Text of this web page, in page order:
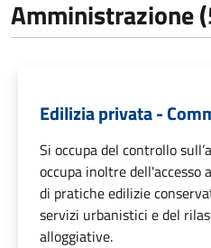
Amministrazione
Edilizia privata -
Si occupa del controllo
occupa inoltre dell'accesso
di pratiche edilizie
servizi urbanistici e del
alloggiative.